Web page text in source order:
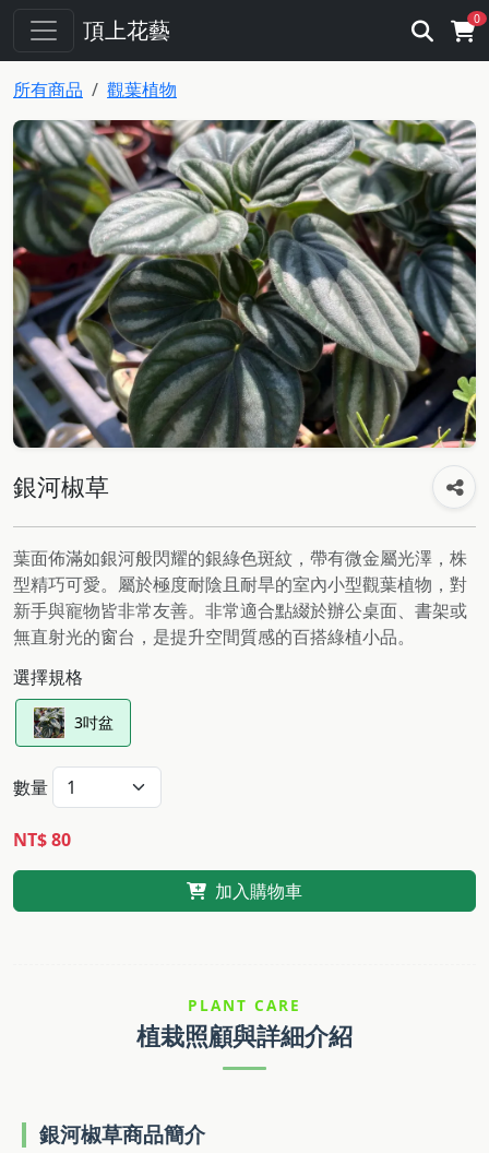
頂上花藝 0
所有商品 觀葉植物
銀河椒草
葉面佈滿如銀河般閃耀的銀綠色斑紋，帶有微金屬光澤，株
型精巧可愛。屬於極度耐陰且耐旱的室內小型觀葉植物，對
新手與寵物皆非常友善。非常適合點綴於辦公桌面、書架或
無直射光的窗台，是提升空間質感的百搭綠植小品。
選擇規格
3吋盆
數量
NT$ 80
加入購物車
PLANT CARE
植栽照顧與詳細介紹
銀河椒草商品簡介